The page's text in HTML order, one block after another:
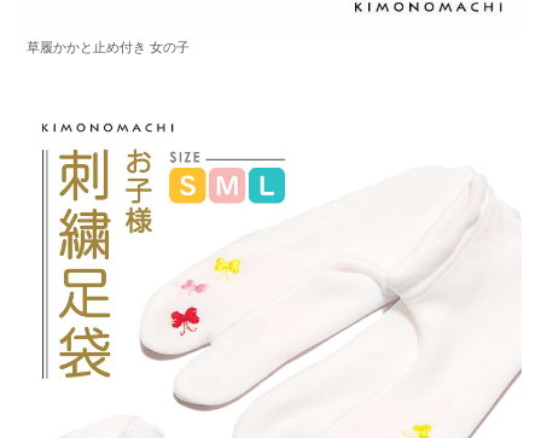
草履かかと止め付き 女の子